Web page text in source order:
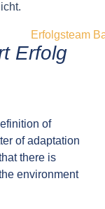
Erfolg
of
of adaptation
there is
environment